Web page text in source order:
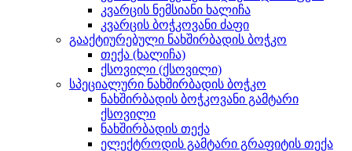
კვარცის ნემსიანი ხალიჩა
კვარცის ბოჭკოვანი ძაფი
გააქტიურებული ნახშირბადის ბოჭკო
თექა (ხალიჩა)
ქსოვილი (ქსოვილი)
სპეციალური ნახშირბადის ბოჭკო
ნახშირბადის ბოჭკოვანი გამტარი
ქსოვილი
ნახშირბადის თექა
ელექტროდის გამტარი გრაფიტის თექა